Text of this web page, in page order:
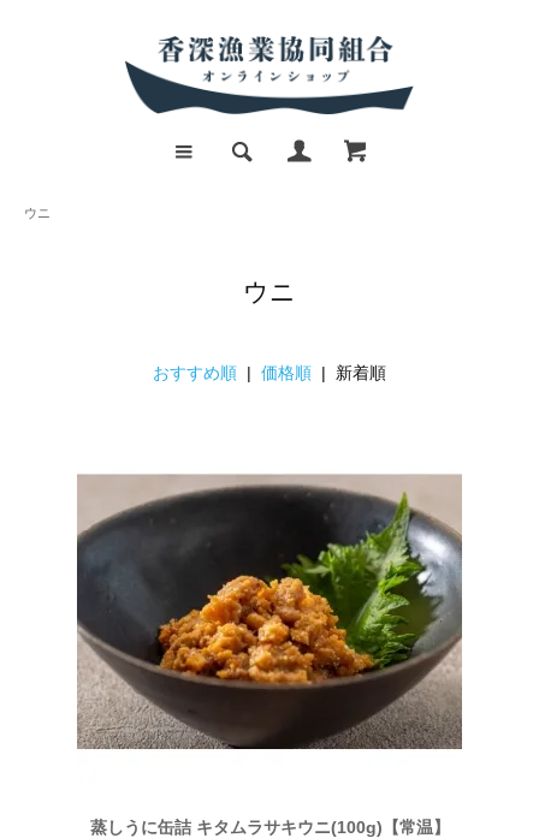
ウニ
ウニ
おすすめ順 | 価格順 | 新着順
蒸しうに缶詰 キタムラサキウニ(100g)【常温】